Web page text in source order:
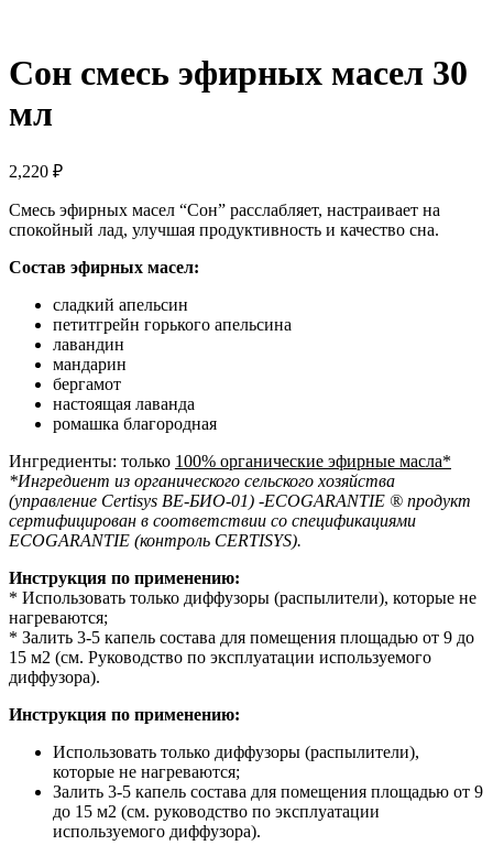
Сон смесь эфирных масел 30
мл
2,220 ₽
Смесь эфирных масел “Сон” расслабляет, настраивает на
спокойный лад, улучшая продуктивность и качество сна.
Состав эфирных масел:
сладкий апельсин
петитгрейн горького апельсина
лавандин
мандарин
бергамот
настоящая лаванда
ромашка благородная
Ингредиенты: только 100% органические эфирные масла*
*Ингредиент из органического сельского хозяйства
(управление Certisys BE-БИО-01) -ECOGARANTIE ® продукт
сертифицирован в соответствии со спецификациями
ECOGARANTIE (контроль CERTISYS).
Инструкция по применению:
* Использовать только диффузоры (распылители), которые не
нагреваются;
* Залить 3-5 капель состава для помещения площадью от 9 до
15 м2 (см. Руководство по эксплуатации используемого
диффузора).
Инструкция по применению:
Использовать только диффузоры (распылители),
которые не нагреваются;
Залить 3-5 капель состава для помещения площадью от 9
до 15 м2 (см. руководство по эксплуатации
используемого диффузора).